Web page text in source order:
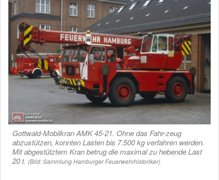
Gottwald-Mobilkran AMK 45-21. Ohne das Fahr-zeug
abzustützen, konnten Lasten bis 7.500 kg verfahren werden.
Mit abgestütztem Kran betrug die maximal zu hebende Last
20 t. (Bild: Sammlung Hamburger Feuerwehrhistoriker)